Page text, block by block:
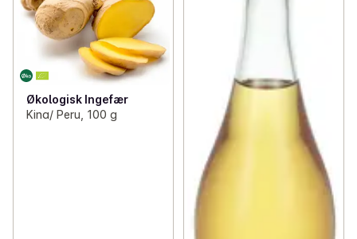
Økologisk Ingefær
Kina/ Peru, 100 g